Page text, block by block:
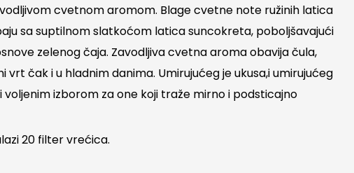
cvetnom aromom. Blage cvetne note ružinih latica
sa suptilnom slatkoćom latica suncokreta, poboljšavajući
zelenog čaja. Zavodljiva cvetna aroma obavija čula,
vrt čak i u hladnim danima. Umirujućeg je ukusa,i umirujućeg
voljenim izborom za one koji traže mirno i podsticajno
20 filter vrećica.